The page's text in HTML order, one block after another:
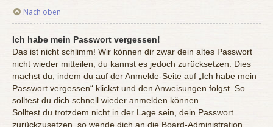
Nach oben
Ich habe mein Passwort vergessen!
Das ist nicht schlimm! Wir können dir zwar dein altes Passwort
nicht wieder mitteilen, du kannst es jedoch zurücksetzen. Dies
machst du, indem du auf der Anmelde-Seite auf „Ich habe mein
Passwort vergessen“ klickst und den Anweisungen folgst. So
solltest du dich schnell wieder anmelden können.
Solltest du trotzdem nicht in der Lage sein, dein Passwort
zurückzusetzen, so wende dich an die Board-Administration.